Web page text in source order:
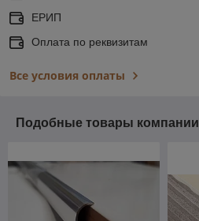
ЕРИП
Оплата по реквизитам
Все условия оплаты
Подобные товары компании